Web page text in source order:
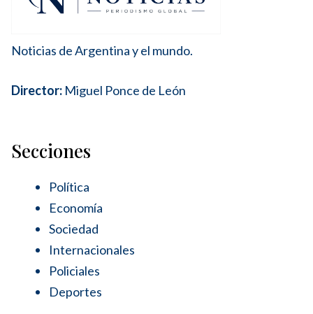
Noticias de Argentina y el mundo.
Director: Miguel Ponce de León
Secciones
Política
Economía
Sociedad
Internacionales
Policiales
Deportes